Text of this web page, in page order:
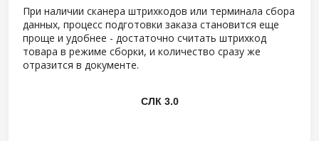
При наличии сканера штрихкодов или терминала сбора
данных, процесс подготовки заказа становится еще
проще и удобнее - достаточно считать штрихкод
товара в режиме сборки, и количество сразу же
отразится в документе.
СЛК 3.0